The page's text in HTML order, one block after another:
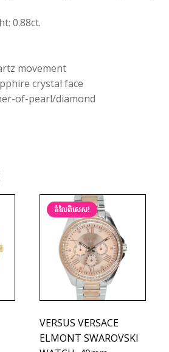
0.88ct.
movement
crystal face
of-pearl/diamond
តំលៃពិសេស!
VERSUS VERSACE
ELMONT SWAROVSKI